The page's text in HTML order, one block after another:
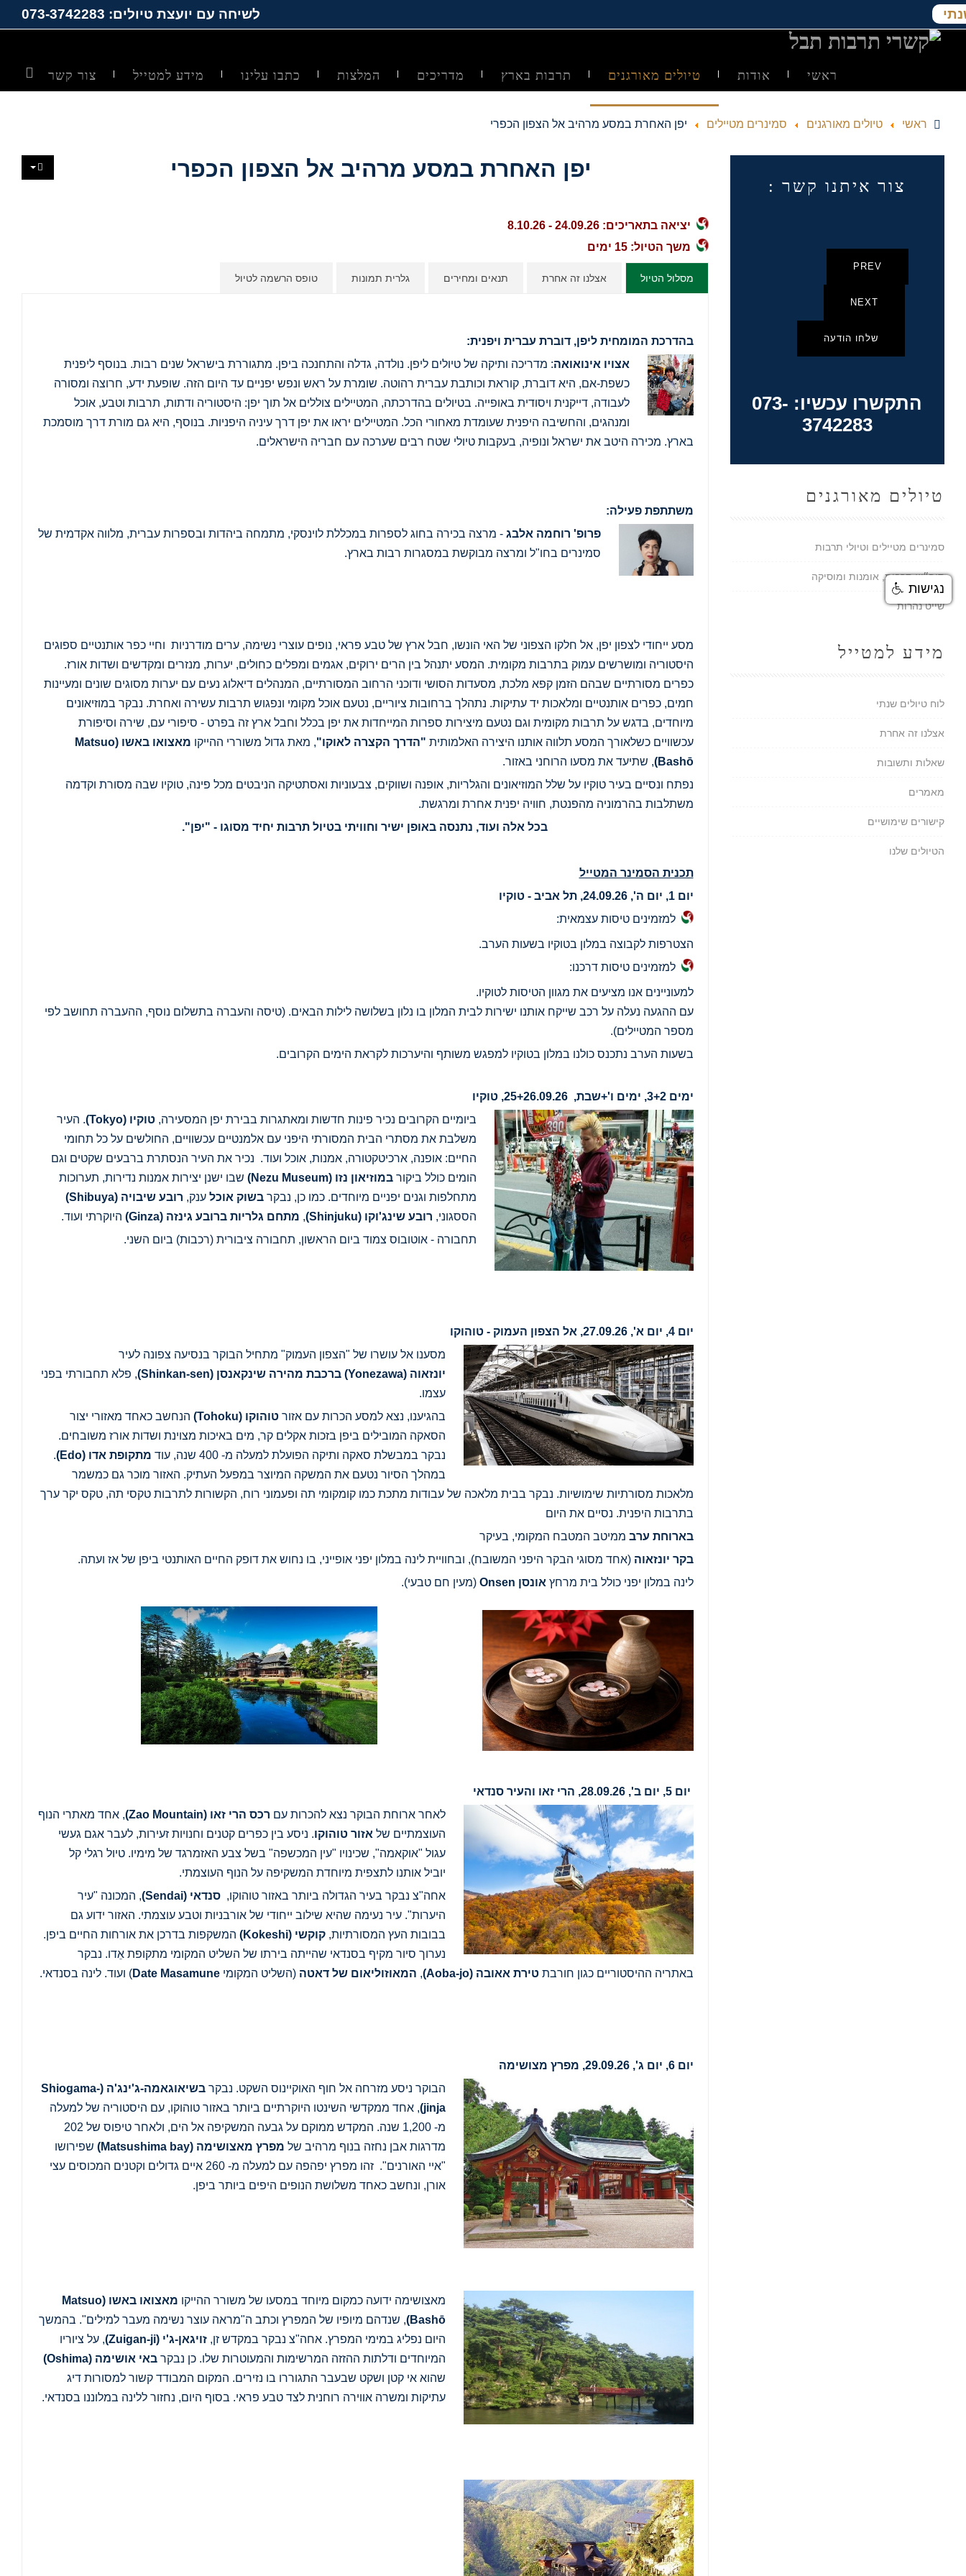
לשיחה עם יועצת טיולים: 073-3742283
ראשי אודות טיולים מאורגנים תרבות בארץ מדריכים המלצות כתבו עלינו מידע למטייל צור קשר
ראשי טיולים מאורגנים סמינרים מטיילים יפן האחרת במסע מרהיב אל הצפון הכפרי
יפן האחרת במסע מרהיב אל הצפון הכפרי
יציאה בתאריכים: 24.09.26 - 8.10.26
משך הטיול: 15 ימים
מסלול הטיול אצלנו זה אחרת תנאים ומחירים גלרית תמונות טופס הרשמה לטיול
בהדרכת המומחית ליפן, דוברת עברית ויפנית:
אצויו אינואואה: מדריכה ותיקה של טיולים ליפן. נולדה, גדלה והתחנכה ביפן. מתגוררת בישראל שנים רבות. בנוסף ליפנית
כשפת-אם, היא דוברת, קוראת וכותבת עברית רהוטה. שומרת על ראש ונפש יפניים עד היום הזה. שופעת ידע, חרוצה ומסורה
לעבודה, דייקנית ויסודית באופייה. בטיולים בהדרכתה, המטיילים צוללים אל תוך יפן: היסטוריה ודתות, תרבות וטבע, אוכל
ומנהגים, והחשיבה היפנית שעומדת מאחורי הכל. המטיילים יראו את יפן דרך עיניה היפניות. בנוסף, היא גם מורת דרך מוסמכת
בארץ. מכירה היטב את ישראל ונופיה, בעקבות טיולי שטח רבים שערכה עם חבריה הישראלים.
משתתפת פעילה:
פרופ' רוחמה אלבג - מרצה בכירה בחוג לספרות במכללת לוינסקי, מתמחה ביהדות ובספרות עברית, מלווה אקדמית של
סמינרים בחו"ל ומרצה מבוקשת במסגרות רבות בארץ.
מסע ייחודי לצפון יפן, אל חלקו הצפוני של האי הונשו, חבל ארץ של טבע פראי, נופים עוצרי נשימה, ערים מודרניות וחיי כפר אותנטיים ספוגים
היסטוריה ומושרשים עמוק בתרבות מקומית. המסע יתנהל בין הרים ירוקים, אגמים ומפלים כחולים, יערות, מנזרים ומקדשים ושדות אורז.
כפרים מסורתיים שבהם הזמן קפא מלכת, מסעדות הסושי ודוכני הרחוב המסורתיים, המנהלים דיאלוג נעים עם יערות מסוגים שונים ומעיינות
חמים, כפרים אותנטיים ומלאכות יד עתיקות. נתהלך ברחובות ציוריים, נטעם אוכל מקומי ונפגוש תרבות עשירה ואחרת. נבקר במוזיאונים
מיוחדים, בדגש על תרבות מקומית וגם נטעם מיצירות ספרות המייחדות את יפן בכלל וחבל ארץ זה בפרט - סיפורי עם, שירה וסיפורת
עכשוויים כשלאורך המסע תלווה אותנו היצירה האלמותית "הדרך הקצרה לאוקו", מאת גדול משוררי ההייקו מאצואו באשו (Matsuo
Bashō) , שתיעד את מסעו הרוחני באזור.
נפתח ונסיים בעיר טוקיו על שלל המוזיאונים והגלריות, אופנה ושווקים, צבעוניות ואסתטיקה הניבטים מכל פינה, טוקיו שבה מסורת וקדמה
משתלבות בהרמוניה מהפנטת, חוויה יפנית אחרת ומרגשת.
בכל אלה ועוד, נתנסה באופן ישיר וחוויתי בטיול תרבות יחיד מסוגו - "יפן".
תכנית הסמינר המטייל
יום 1, יום ה', 24.09.26, תל אביב - טוקיו
למזמינים טיסות עצמאית:
הצטרפות לקבוצה במלון בטוקיו בשעות הערב.
למזמינים טיסות דרכנו:
למעוניינים אנו מציעים את מגוון הטיסות לטוקיו.
עם ההגעה נעלה על רכב שייקח אותנו ישירות לבית המלון בו נלון בשלושה לילות הבאים. (טיסה והעברה בתשלום נוסף, ההעברה תחושב לפי
מספר המטיילים).
בשעות הערב נתכנס כולנו במלון בטוקיו למפגש משותף והיערכות לקראת הימים הקרובים.
ימים 3+2, ימים ו'+שבת, 25+26.09.26, טוקיו
ביומיים הקרובים נכיר פינות חדשות ומאתגרות בבירת יפן המסעירה,טוקיו (Tokyo)
. העיר
משלבת את מסתרי הבית המסורתי היפני עם אלמנטיים עכשוויים, החולשים על כל תחומי
החיים: אופנה, ארכיטקטורה, אמנות, אוכל ועוד. נכיר את העיר הנסתרת ברבעים שקטים וגם
הומים כולל ביקורבמוזיאון נזו (Nezu Museum)
שבו ישנן יצירות אמנות נדירות, תערוכות
מתחלפות וגנים יפניים מיוחדים. כמו כן, נבקרבשוק אוכל ענק, רובע שיבויה (Shibuya)
הססגוני, רובע שינג'וקו (Shinjuku)
, מתחם גלריות ברובע גינזה (Ginza)
היוקרתי ועוד.
תחבורה - אוטובוס צמוד ביום הראשון, תחבורה ציבורית (רכבות) ביום השני.
יום 4, יום א', 27.09.26, אל הצפון העמוק - טוהוקו
מסענו אל עושרו של "הצפון העמוק" מתחיל הבוקר בנסיעה צפונה לעיר
יונזאוה (Yonezawa) ברכבת מהירה שינקאנסן (Shinkan-sen)
, פלא תחבורתי בפני
עצמו.
בהגיענו, נצא למסע הכרות עם אזורטוהוקו (Tohoku)
הנחשב כאחד מאזורי יצור
הסאקה המובילים ביפן בזכות אקלים קר, מים באיכות מצוינת ושדות אורז משובחים.
נבקר במבשלת סאקה ותיקה הפועלת למעלה מ- 400 שנה, עוד
מתקופת אדו (Edo)
.
במהלך הסיור נטעם את המשקה המיוצר במפעל העתיק. האזור מוכר גם כמשמר
מלאכות מסורתיות שימושיות. נבקר בבית מלאכה של עבודות מתכת כמו קומקומי תה ופעמוני רוח, הקשורות לתרבות טקסי תה, טקס יקר ערך
בתרבות היפנית. נסיים את היום
בארוחת ערב ממיטב המטבח המקומי, בעיקר
בקר יונזאוה (אחד מסוגי הבקר היפני המשובח), ובחוויית לינה במלון יפני אופייני, בו נחוש את דופק החיים האותנטי ביפן של אז ועתה.
לינה במלון יפני כולל בית מרחץ אונסן Onsen (מעין חם טבעי).
יום 5, יום ב', 28.09.26, הרי זאו והעיר סנדאי
לאחר ארוחת הבוקר נצא להכרות עם רכס הרי זאו (Zao Mountain)
, אחד מאתרי הנוף
העוצמתיים של אזור טוהוקו. ניסע בין כפרים קטנים וחנויות זעירות, לעבר אגם געשי
עגול "אוקאמה", שכינויו "עין המכשפה" בשל צבע האזמרגד של מימיו. טיול רגלי קל
יוביל אותנו לתצפית מיוחדת המשקיפה על הנוף העוצמתי.
אחה"צ נבקר בעיר הגדולה ביותר באזור טוהוקו,סנדאי(Sendai)
, המכונה "עיר
היערות". עיר נעימה שהיא שילוב ייחודי של אורבניות וטבע עוצמתי. האזור ידוע גם
בבובות העץ המסורתיות,קוקשי (Kokeshi
) המשקפות בדרכן את אורחות החיים ביפן.
נערוך סיור מקיף בסנדאי שהייתה בירתו של השליט המקומי מתקופת אֵדו. נבקר
באתריה ההיסטוריים כגון חורבתטירת אאובה (Aoba-jo)
, המאוזוליאום של דאטה (השליט המקומיDate Masamune) ועוד. לינה בסנדאי.
יום 6, יום ג', 29.09.26, מפרץ מצושימה
הבוקר ניסע מזרחה אל חוף האוקיינוס השקט. נבקרבשיאוגאמה-ג'ינג'ה (Shiogama-
jinja) , אחד ממקדשי השינטו היוקרתיים ביותר באזור טוהוקו, עם היסטוריה של למעלה
מ- 1,200 שנה. המקדש ממוקם על גבעה המשקיפה אל הים, ולאחר טיפוס של 202
מדרגות אבן נחזה בנוף מרהיב של מפרץ מאצושימה (Matsushima bay)
שפירושו
"איי האורנים". זהו מפרץ יפהפה עם למעלה מ- 260 איים גדולים וקטנים המכוסים עצי
אורן, ונחשב כאחד משלושת הנופים היפים ביותר ביפן.
מאצושימה ידועה כמקום מיוחד במסעו של משורר ההייקו מאצואו באשו (Matsuo
Bashō) , שנדהם מיופיו של המפרץ וכתב ה"מראה עוצר נשימה מעבר למילים". בהמשך
היום נפליג במימי המפרץ. אחה"צ נבקר במקדש זן,זויגאן-ג'י(Zuigan-ji)
, על ציוריו
המיוחדים ודלתות ההזזה המרשימות והמעוטרות שלו. כן נבקרבאי אושימה (Oshima)
שהוא אי קטן ושקט שבעבר התגוררו בו נזירים. המקום המבודד קשור למסורות דיג
עתיקות ומשרה אווירה רוחנית לצד טבע פראי. בסוף היום, נחזור ללינה במלוננו בסנדאי.
צור איתנו קשר :
PREV
NEXT
שלחו הודעה
התקשרו עכשיו: 073-
3742283
טיולים מאורגנים
סמינרים מטיילים וטיולי תרבות
סופ״ש תרבות, אומנות ומוסיקה
שייט נהרות
מידע למטייל
לוח טיולים שנתי
אצלנו זה אחרת
שאלות ותשובות
מאמרים
קישורים שימושיים
הטיולים שלנו
נגישות